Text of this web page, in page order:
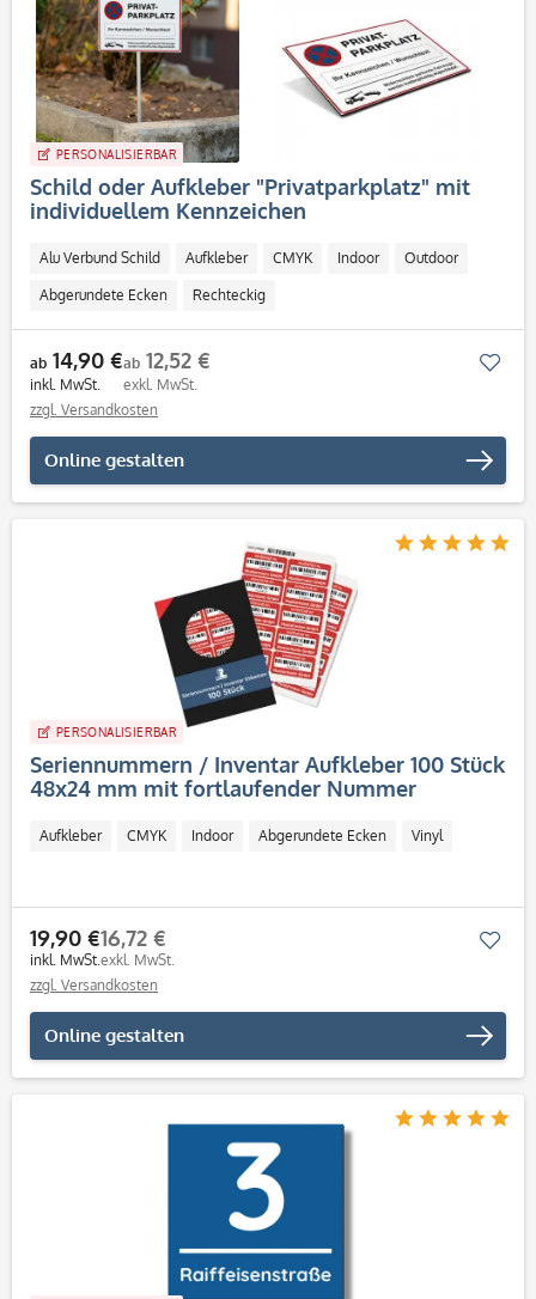
PERSONALISIERBAR
Schild oder Aufkleber "Privatparkplatz" mit
individuellem Kennzeichen
Alu Verbund Schild Aufkleber CMYK Indoor Outdoor
Abgerundete Ecken Rechteckig
ab 14,90 €
inkl. MwSt.
ab 12,52 €
exkl. MwSt.
zzgl. Versandkosten
Online gestalten
PERSONALISIERBAR
Seriennummern / Inventar Aufkleber 100 Stück
48x24 mm mit fortlaufender Nummer
Aufkleber CMYK Indoor Abgerundete Ecken Vinyl
19,90 €
inkl. MwSt.
16,72 €
exkl. MwSt.
zzgl. Versandkosten
Online gestalten